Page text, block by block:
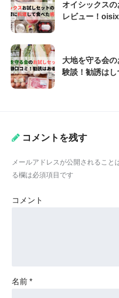
オイシックス
レビュー！
大地を守る会
験談！勧誘はし
コメントを残す
メールアドレスが公開されること
る欄は必須項目です
コメント
名前 *